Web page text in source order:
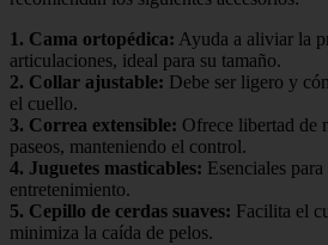
1. Cama ortopédica: Ayuda a aliviar la
articulaciones, ideal para su tamaño.
2. Collar ajustable: Debe ser ligero y
el cuello.
3. Correa extensible: Ofrece libertad de
paseos, manteniendo el control.
4. Juguetes masticables: Esenciales
entretenimiento.
5. Cepillo de cerdas suaves: Facilita el
minimiza la caída de pelos.